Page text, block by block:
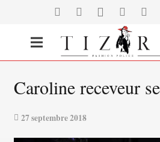
Caroline receveur
27 septembre 2018